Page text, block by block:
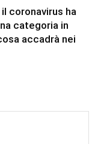
coronavirus ha
categoria in
accadrà nei